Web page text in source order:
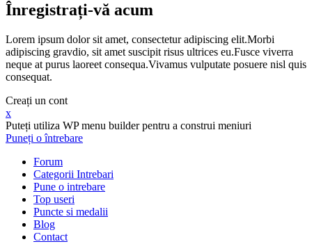
Înregistrați-vă acum
Lorem ipsum dolor sit amet, consectetur adipiscing elit.Morbi
adipiscing gravdio, sit amet suscipit risus ultrices eu.Fusce viverra
neque at purus laoreet consequa.Vivamus vulputate posuere nisl quis
consequat.
Creați un cont
x
Puteți utiliza WP menu builder pentru a construi meniuri
Puneți o întrebare
Forum
Categorii Intrebari
Pune o intrebare
Top useri
Puncte si medalii
Blog
Contact